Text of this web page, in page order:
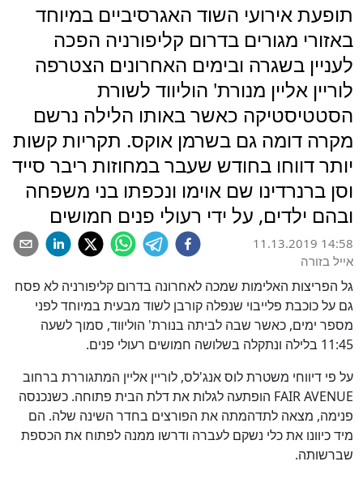
תופעת אירועי השוד האגרסיביים במיוחד
באזורי מגורים בדרום קליפורניה הפכה
לעניין בשגרה ובימים האחרונים הצטרפה
לוריין אליין מנורת' הוליווד לשורת
הסטטיסטיקה כאשר באותו הלילה נרשם
מקרה דומה גם בשרמן אוקס. תקריות קשות
יותר דווחו בחודש שעבר במחוזות ריבר סייד
וסן ברנרדינו שם אוימו ונכפתו בני משפחה
ובהם ילדים, על ידי רעולי פנים חמושים
11.13.2019 14:58
אייל בזורה
גל הפריצות האלימות שמכה לאחרונה בדרום קליפורניה לא פסח
גם על כוכבת פלייבוי שנפלה קורבן לשוד מבעית במיוחד לפני
מספר ימים, כאשר שבה לביתה בנורת' הוליווד, סמוך לשעה
11:45 בלילה ונתקלה בשלושה חמושים רעולי פנים.
על פי דיווחי משטרת לוס אנג'לס, לוריין אליין המתגוררת ברחוב
FAIR AVENUE הופתעה לגלות את דלת הבית פתוחה. כשנכנסה
פנימה, מצאה לתדהמתה את הפורצים בחדר השינה שלה. הם
מיד כיוונו את כלי נשקם לעברה ודרשו ממנה לפתוח את הכספת
שברשותה.